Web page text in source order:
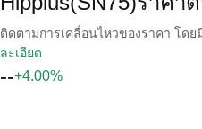
ติดตามการเคลื่อนไหวของราคา โด
ละเอียด
--+4.00%